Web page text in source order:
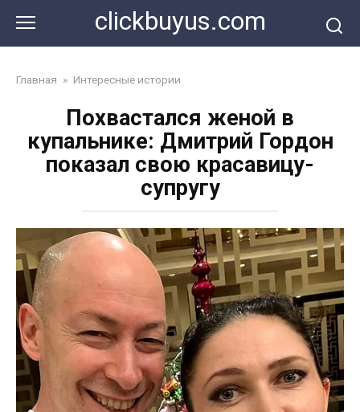
контенту
clickbuyus.com
Главная » Интересные истории
Похвастался женой в
купальнике: Дмитрий Гордон
показал свою красавицу-
супругу